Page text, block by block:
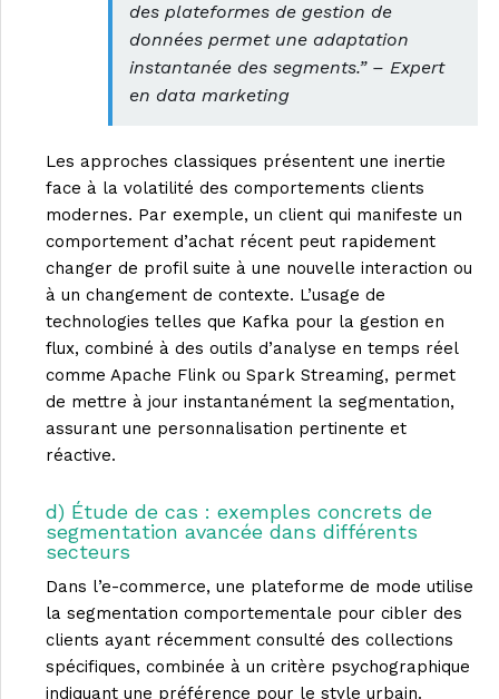
des plateformes de gestion de
données permet une adaptation
instantanée des segments.” – Expert
en data marketing
Les approches classiques présentent une inertie
face à la volatilité des comportements clients
modernes. Par exemple, un client qui manifeste un
comportement d’achat récent peut rapidement
changer de profil suite à une nouvelle interaction ou
à un changement de contexte. L’usage de
technologies telles que Kafka pour la gestion en
flux, combiné à des outils d’analyse en temps réel
comme Apache Flink ou Spark Streaming, permet
de mettre à jour instantanément la segmentation,
assurant une personnalisation pertinente et
réactive.
d) Étude de cas : exemples concrets de
segmentation avancée dans différents
secteurs
Dans l’e-commerce, une plateforme de mode utilise
la segmentation comportementale pour cibler des
clients ayant récemment consulté des collections
spécifiques, combinée à un critère psychographique
indiquant une préférence pour le style urbain.